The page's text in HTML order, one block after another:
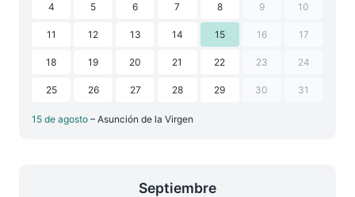
4 5 6 7 8 9 10
11 12 13 14 15 16 17
18 19 20 21 22 23 24
25 26 27 28 29 30 31
15 de agosto – Asunción de la Virgen
Septiembre